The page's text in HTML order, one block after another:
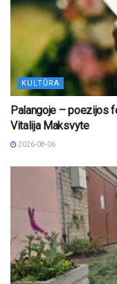
KULTŪRA
Palangoje – poezijos
Vitalija Maksvyte
2026-08-06